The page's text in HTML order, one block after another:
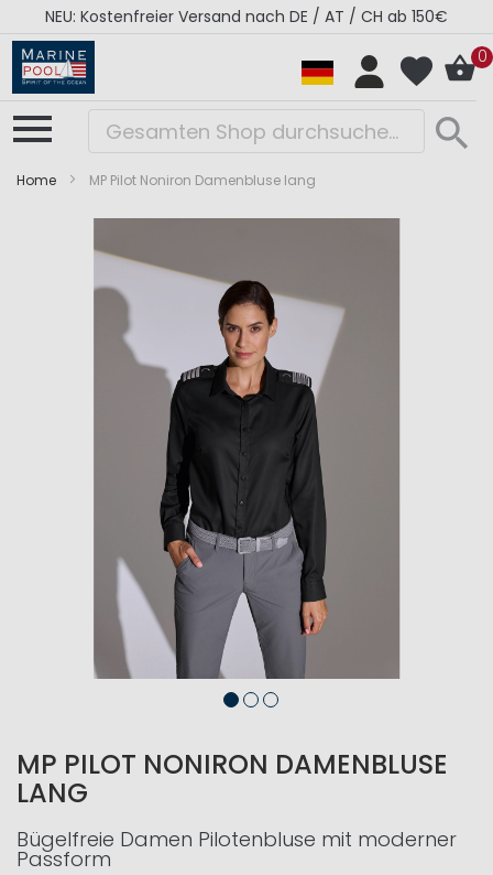
NEU: Kostenfreier Versand nach DE / AT / CH ab 150€
0
Home MP Pilot Noniron Damenbluse lang
Bildergalerie
Bildergalerie
MP PILOT NONIRON DAMENBLUSE
LANG
Bügelfreie Damen Pilotenbluse mit moderner
Passform